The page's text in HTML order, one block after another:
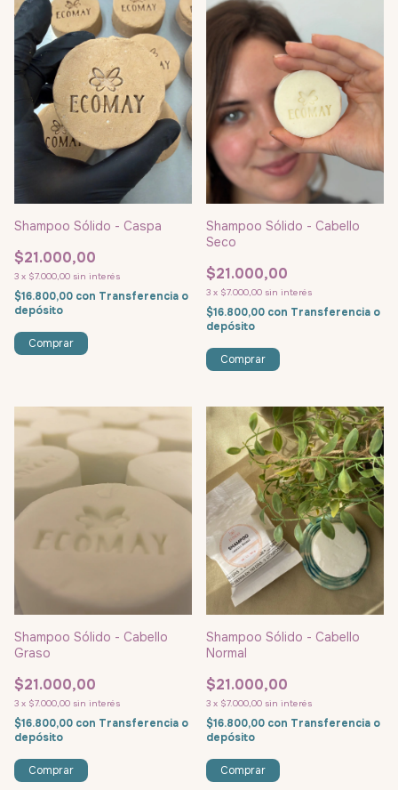
Shampoo Sólido - Caspa
$21.000,00
3 x $7.000,00 sin interés
$16.800,00 con Transferencia o
depósito
Shampoo Sólido - Cabello
Seco
$21.000,00
3 x $7.000,00 sin interés
$16.800,00 con Transferencia o
depósito
Shampoo Sólido - Cabello
Graso
$21.000,00
3 x $7.000,00 sin interés
$16.800,00 con Transferencia o
depósito
Shampoo Sólido - Cabello
Normal
$21.000,00
3 x $7.000,00 sin interés
$16.800,00 con Transferencia o
depósito